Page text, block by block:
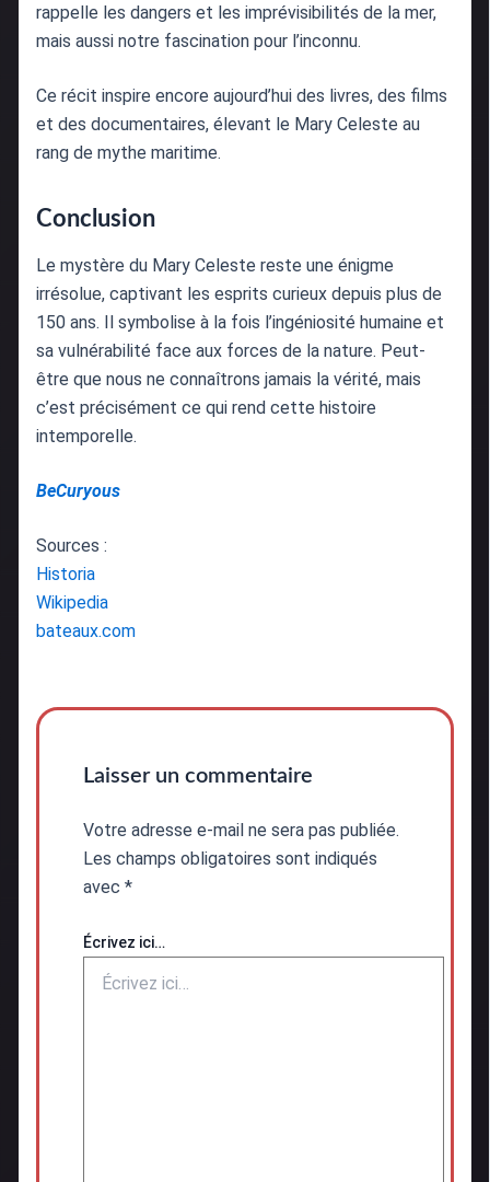
rappelle les dangers et les imprévisibilités de la mer,
mais aussi notre fascination pour l’inconnu.
Ce récit inspire encore aujourd’hui des livres, des films
et des documentaires, élevant le Mary Celeste au
rang de mythe maritime.
Conclusion
Le mystère du Mary Celeste reste une énigme
irrésolue, captivant les esprits curieux depuis plus de
150 ans. Il symbolise à la fois l’ingéniosité humaine et
sa vulnérabilité face aux forces de la nature. Peut-
être que nous ne connaîtrons jamais la vérité, mais
c’est précisément ce qui rend cette histoire
intemporelle.
BeCuryous
Sources :
Historia
Wikipedia
bateaux.com
Laisser un commentaire
Votre adresse e-mail ne sera pas publiée.
Les champs obligatoires sont indiqués
avec *
Écrivez ici…